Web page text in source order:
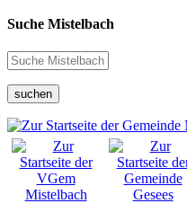
Suche Mistelbach
suchen